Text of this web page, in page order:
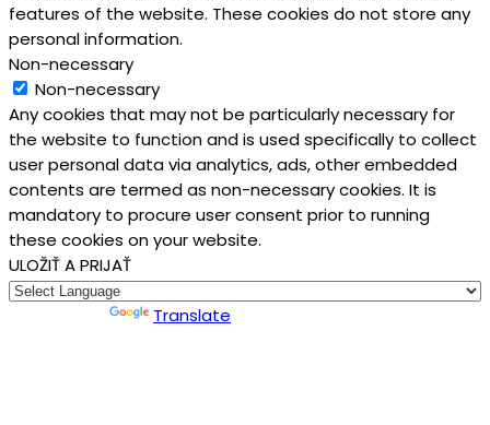
features of the website. These cookies do not store any
personal information.
Non-necessary
Non-necessary
Any cookies that may not be particularly necessary for
the website to function and is used specifically to collect
user personal data via analytics, ads, other embedded
contents are termed as non-necessary cookies. It is
mandatory to procure user consent prior to running
these cookies on your website.
ULOŽIŤ A PRIJAŤ
Translate